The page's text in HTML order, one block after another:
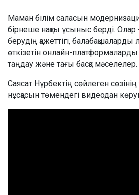
Маман білім саласын
бірнеше нақты ұсыныс берді. Олар
берудің қажеттігі, балабақшаларды
өткізетін онлайн-
таңдау және тағы басқа мәселелер.
Саясат Нұрбектің сөйлеген сөзінің
нұсқасын төмендегі видеодан